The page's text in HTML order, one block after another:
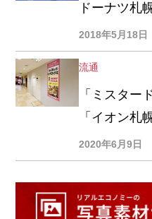
ドーナツ札
2018年5月18日
流通
「ミスター
「イオン札
2020年6月9日